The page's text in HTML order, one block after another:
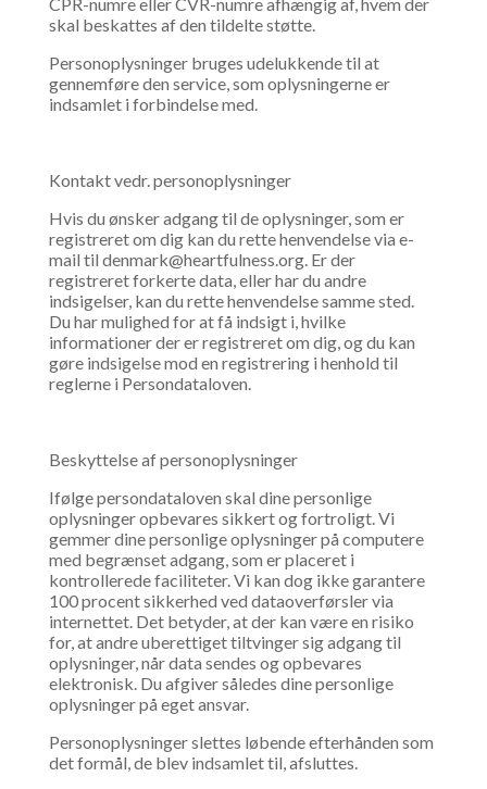
skal beskattes af den tildelte støtte.
Personoplysninger bruges udelukkende til at
gennemføre den service, som oplysningerne er
indsamlet i forbindelse med.
Kontakt vedr. personoplysninger
Hvis du ønsker adgang til de oplysninger, som er
registreret om dig kan du rette henvendelse via e-
mail til denmark@heartfulness.org. Er der
registreret forkerte data, eller har du andre
indsigelser, kan du rette henvendelse samme sted.
Du har mulighed for at få indsigt i, hvilke
informationer der er registreret om dig, og du kan
gøre indsigelse mod en registrering i henhold til
reglerne i Persondataloven.
Beskyttelse af personoplysninger
Ifølge persondataloven skal dine personlige
oplysninger opbevares sikkert og fortroligt. Vi
gemmer dine personlige oplysninger på computere
med begrænset adgang, som er placeret i
kontrollerede faciliteter. Vi kan dog ikke garantere
100 procent sikkerhed ved dataoverførsler via
internettet. Det betyder, at der kan være en risiko
for, at andre uberettiget tiltvinger sig adgang til
oplysninger, når data sendes og opbevares
elektronisk. Du afgiver således dine personlige
oplysninger på eget ansvar.
Personoplysninger slettes løbende efterhånden som
det formål, de blev indsamlet til, afsluttes.